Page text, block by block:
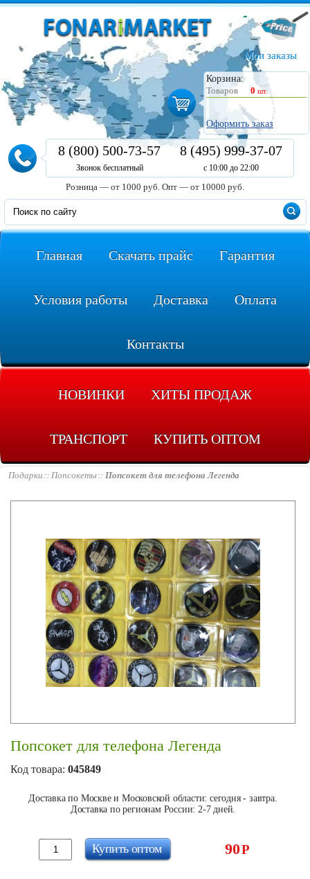
Мои заказы
Корзина:
Товаров
0 шт.
Оформить заказ
8 (800) 500-73-57
Звонок бесплатный
8 (495) 999-37-07
с 10:00 до 22:00
Розница — от 1000 руб. Опт — от 10000 руб.
Главная Скачать прайс Гарантия
Условия работы Доставка Оплата
Контакты
НОВИНКИ ХИТЫ ПРОДАЖ
ТРАНСПОРТ КУПИТЬ ОПТОМ
Подарки Попсокеты Попсокет для телефона Легенда
Попсокет для телефона Легенда
Код товара: 045849
Доставка по Москве и Московской области: сегодня - завтра.
Доставка по регионам России: 2-7 дней.
90Р
Купить оптом